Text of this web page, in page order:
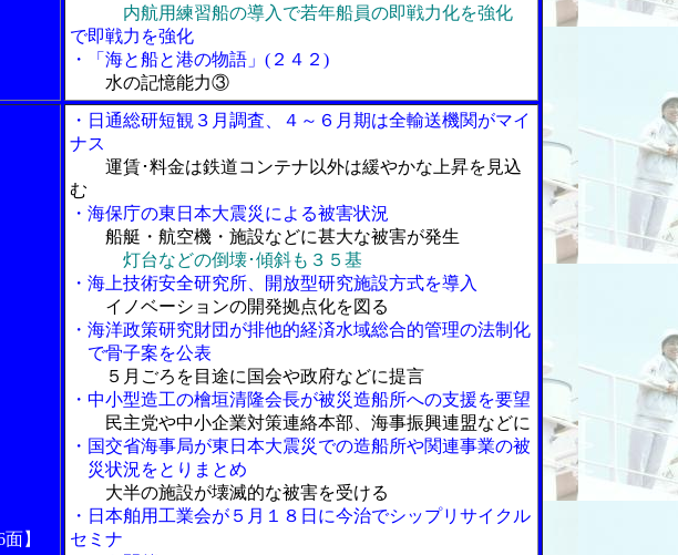
内航用練習船の導入で若年船員の即戦力化を強化
で即戦力を強化
・「海と船と港の物語」(２４２)
水の記憶能力③
】
・日通総研短観３月調査、４～６月期は全輸送機関がマイ
ナス
運賃･料金は鉄道コンテナ以外は緩やかな上昇を見込
む
・海保庁の東日本大震災による被害状況
船艇・航空機・施設などに甚大な被害が発生
灯台などの倒壊･傾斜も３５基
・海上技術安全研究所、開放型研究施設方式を導入
イノベーションの開発拠点化を図る
・海洋政策研究財団が排他的経済水域総合的管理の法制化
で骨子案を公表
５月ごろを目途に国会や政府などに提言
・中小型造工の檜垣清隆会長が被災造船所への支援を要望
民主党や中小企業対策連絡本部、海事振興連盟などに
・国交省海事局が東日本大震災での造船所や関連事業の被
災状況をとりまとめ
大半の施設が壊滅的な被害を受ける
・日本舶用工業会が５月１８日に今治でシップリサイクル
セミナ